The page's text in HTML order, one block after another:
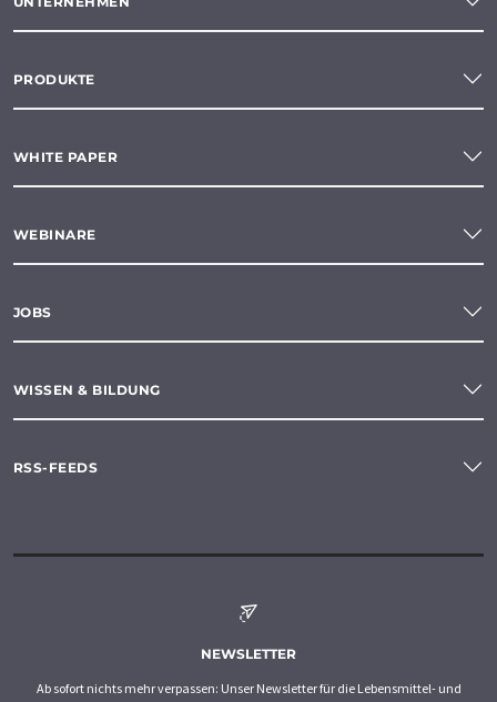
PRODUKTE
WHITE PAPER
WEBINARE
JOBS
WISSEN & BILDUNG
RSS-FEEDS
NEWSLETTER
Ab sofort nichts mehr verpassen: Unser Newsletter für die Lebensmittel- und